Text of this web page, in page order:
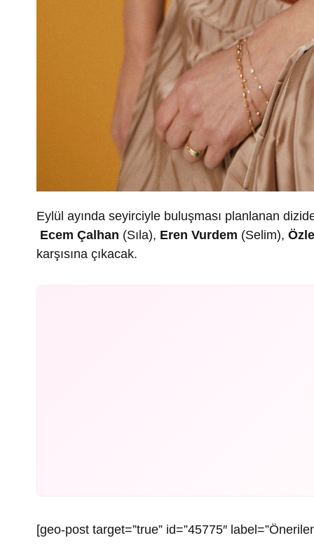
Eylül ayında seyirciyle buluşması planlanan
Ecem Çalhan (Sıla), Eren Vurdem (Selim),
karşısına çıkacak.
[geo-post target=”true” id=”45775″